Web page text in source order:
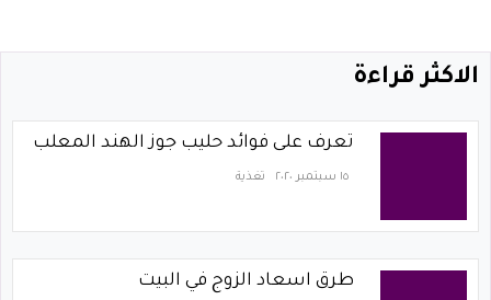
الاكثر قراءة
تعرف على فوائد حليب جوز الهند المعلب
١٥ سبتمبر ٢٠٢٠ تغذية
طرق اسعاد الزوج في البيت